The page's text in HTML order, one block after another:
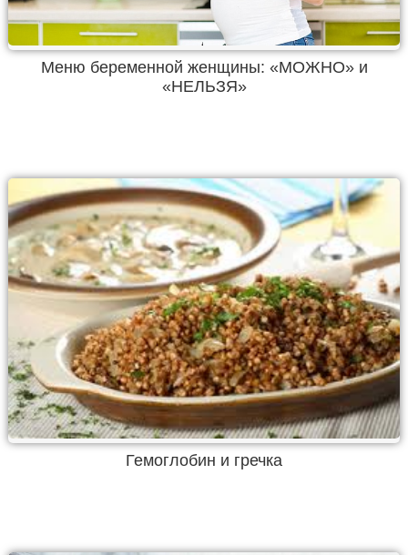
Меню беременной женщины: «МОЖНО» и
«НЕЛЬЗЯ»
Гемоглобин и гречка